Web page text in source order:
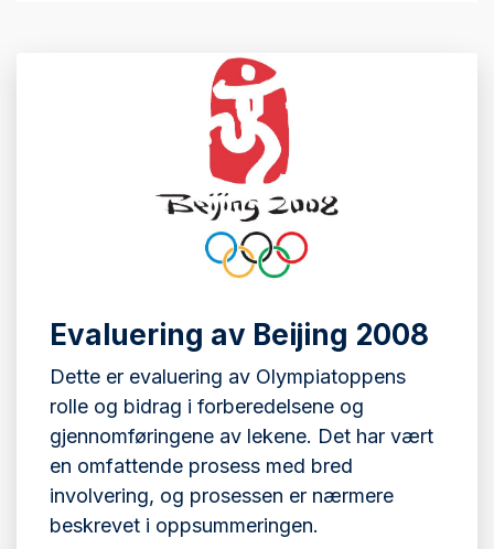
Evaluering av Beijing 2008
Dette er evaluering av Olympiatoppens
rolle og bidrag i forberedelsene og
gjennomføringene av lekene. Det har vært
en omfattende prosess med bred
involvering, og prosessen er nærmere
beskrevet i oppsummeringen.